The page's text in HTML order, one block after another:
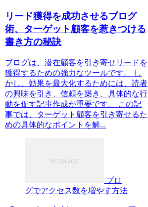
リード獲得を成功させるブログ
術、ターゲット顧客を惹きつける
書き方の秘訣
ブログは、潜在顧客を引き寄せリードを
獲得するための強力なツールです。 し
かし、効果を最大化するためには、読者
の興味を引き、信頼を築き、具体的な行
動を促す記事作成が重要です。 この記
事では、ターゲット顧客を引き寄せるた
めの具体的なポイントを解...
ブロ
グでアクセス数を増やす方法